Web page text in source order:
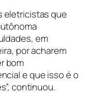
eletricistas que
em
por acharem
bom
e que isso é o
continuou.